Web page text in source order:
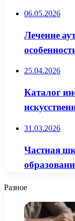
06.05.2026
Лечение
25.04.2026
Каталог
31.03.2026
Частная
Разное